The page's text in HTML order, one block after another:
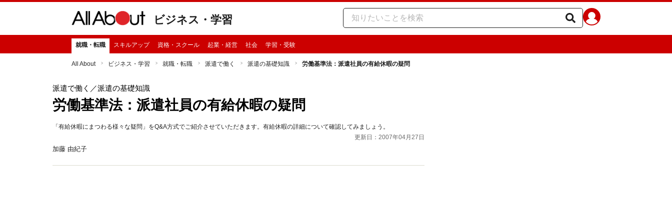
ビジネス・学習
就職・転職 スキルアップ 資格・スクール 起業・経営 社会 学習・受験
All About ビジネス・学習 就職・転職 派遣で働く 派遣の基礎知識 労働基準法：派遣社員の有給休暇の疑問
派遣で働く ／派遣の基礎知識
労働基準法：派遣社員の有給休暇の疑問
「有給休暇にまつわる様々な疑問」をQ&A方式でご紹介させていただきます。有給休暇の詳細について確認してみましょう。
更新日：2007年04月27日
加藤 由紀子